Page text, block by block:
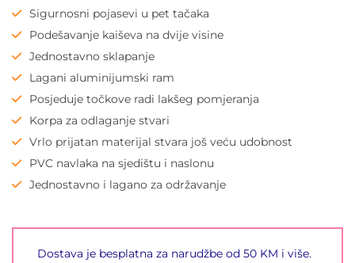
Sigurnosni pojasevi u pet tačaka
Podešavanje kaiševa na dvije visine
Jednostavno sklapanje
Lagani aluminijumski ram
Posjeduje točkove radi lakšeg pomjeranja
Korpa za odlaganje stvari
Vrlo prijatan materijal stvara još veću udobnost
PVC navlaka na sjedištu i naslonu
Jednostavno i lagano za održavanje
Dostava je besplatna za narudžbe od 50 KM i više.